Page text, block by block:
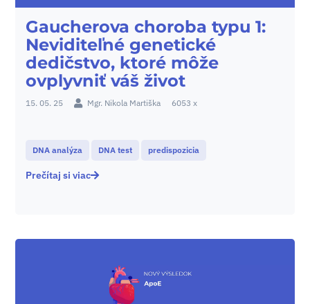
Gaucherova choroba typu 1:
Neviditeľné genetické
dedičstvo, ktoré môže
ovplyvniť váš život
15. 05. 25 Mgr. Nikola Martiška 6053 x
DNA analýza DNA test predispozicia
Prečítaj si viac